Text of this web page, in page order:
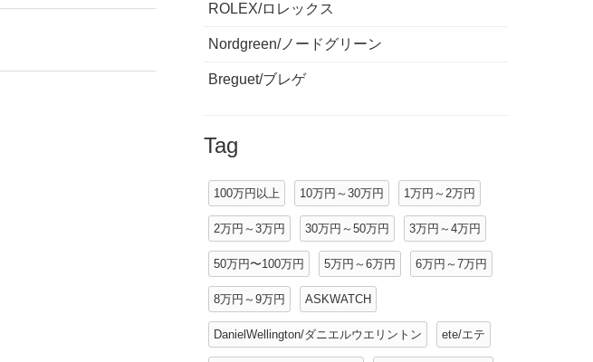
ROLEX/ロレックス
Nordgreen/ノードグリーン
Breguet/ブレゲ
Tag
100万円以上 10万円～30万円 1万円～2万円
2万円～3万円 30万円～50万円 3万円～4万円
50万円〜100万円 5万円～6万円 6万円～7万円
8万円～9万円 ASKWATCH
DanielWellington/ダニエルウエリントン ete/エテ